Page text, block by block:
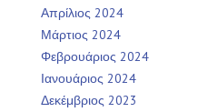
Απρίλιος 2024
Μάρτιος 2024
Φεβρουάριος 2024
Ιανουάριος 2024
Δεκέμβριος 2023